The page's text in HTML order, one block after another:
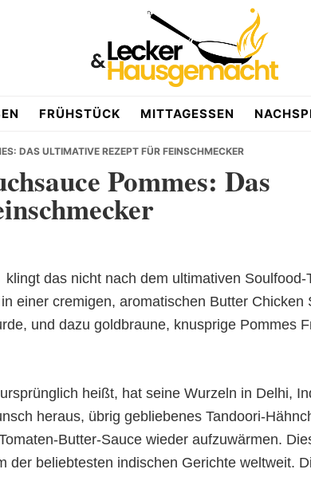
FRÜHSTÜCK MITTAGESSEN
DAS ULTIMATIVE REZEPT FÜR FEINSCHMECKER
Pommes: Das
 klingt das nicht nach dem ultimativen Soulfood-
einer cremigen, aromatischen Butter Chicken
und dazu goldbraune, knusprige Pommes
heißt, hat seine Wurzeln in Delhi,
heraus, übrig gebliebenes Tandoori-
Butter-Sauce wieder aufzuwärmen.
der beliebtesten indischen Gerichte weltweit.